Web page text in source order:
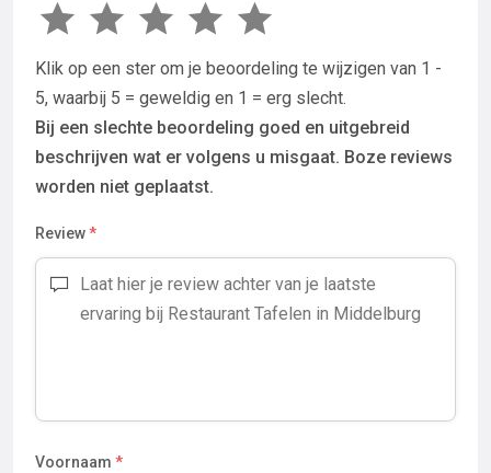
Klik op een ster om je beoordeling te wijzigen van 1 -
5, waarbij 5 = geweldig en 1 = erg slecht.
Bij een slechte beoordeling goed en uitgebreid
beschrijven wat er volgens u misgaat. Boze reviews
worden niet geplaatst.
Review*
Voornaam *